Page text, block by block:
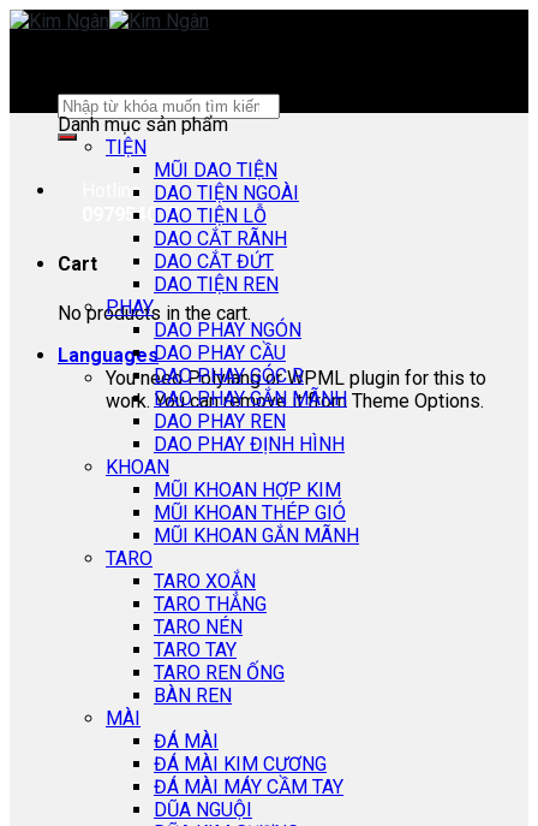
Skip
Search
for:
Hotline:
0979540178
Cart
No products in the cart.
Languages
You need Polylang or WPML plugin for this to
work. You can remove it from Theme Options.
Danh mục sản phẩm
TIỆN
MŨI DAO TIỆN
DAO TIỆN NGOÀI
DAO TIỆN LỖ
DAO CẮT RÃNH
DAO CẮT ĐỨT
DAO TIỆN REN
PHAY
DAO PHAY NGÓN
DAO PHAY CẦU
DAO PHAY GÓC R
DAO PHAY GẮN MÃNH
DAO PHAY REN
DAO PHAY ĐỊNH HÌNH
KHOAN
MŨI KHOAN HỢP KIM
MŨI KHOAN THÉP GIÓ
MŨI KHOAN GẮN MÃNH
TARO
TARO XOẮN
TARO THẲNG
TARO NÉN
TARO TAY
TARO REN ỐNG
BÀN REN
MÀI
ĐÁ MÀI
ĐÁ MÀI KIM CƯƠNG
ĐÁ MÀI MÁY CẦM TAY
DŨA NGUỘI